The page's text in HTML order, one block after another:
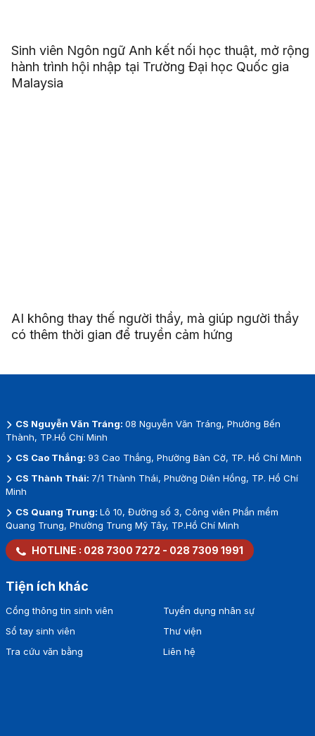
Sinh viên Ngôn ngữ Anh kết nối học thuật, mở rộng
hành trình hội nhập tại Trường Đại học Quốc gia
Malaysia
AI không thay thế người thầy, mà giúp người thầy
có thêm thời gian để truyền cảm hứng
CS Nguyễn Văn Tráng: 08 Nguyễn Văn Tráng, Phường Bến
Thành, TP.Hồ Chí Minh
CS Cao Thắng: 93 Cao Thắng, Phường Bàn Cờ, TP. Hồ Chí Minh
CS Thành Thái: 7/1 Thành Thái, Phường Diên Hồng, TP. Hồ Chí
Minh
CS Quang Trung: Lô 10, Đường số 3, Công viên Phần mềm
Quang Trung, Phường Trung Mỹ Tây, TP.Hồ Chí Minh
HOTLINE : 028 7300 7272 - 028 7309 1991
Tiện ích khác
Cổng thông tin sinh viên
Sổ tay sinh viên
Tra cứu văn bằng
Tuyển dụng nhân sự
Thư viện
Liên hệ